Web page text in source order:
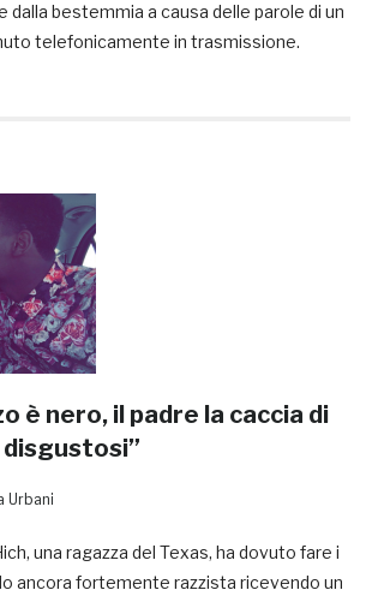
dalla bestemmia a causa delle parole di un
telefonicamente in trasmissione.
è nero, il padre la caccia di
disgustosi”
Urbani
una ragazza del Texas, ha dovuto fare i
ancora fortemente razzista ricevendo un